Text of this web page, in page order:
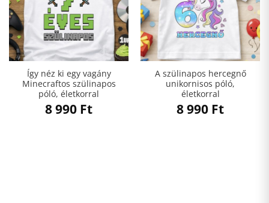
Így néz ki egy vagány
Minecraftos szülinapos
póló, életkorral
8 990 Ft
A szülinapos hercegnő
unikornisos póló,
életkorral
8 990 Ft